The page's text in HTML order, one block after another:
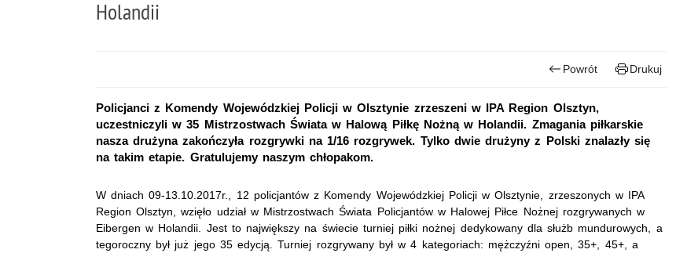
Holandii
Powrót Drukuj
Policjanci z Komendy Wojewódzkiej Policji w Olsztynie zrzeszeni w IPA Region Olsztyn,
uczestniczyli w 35 Mistrzostwach Świata w Halową Piłkę Nożną w Holandii. Zmagania piłkarskie
nasza drużyna zakończyła rozgrywki na 1/16 rozgrywek. Tylko dwie drużyny z Polski znalazły się
na takim etapie. Gratulujemy naszym chłopakom.
W dniach 09-13.10.2017r., 12 policjantów z Komendy Wojewódzkiej Policji w Olsztynie, zrzeszonych w IPA
Region Olsztyn, wzięło udział w Mistrzostwach Świata Policjantów w Halowej Piłce Nożnej rozgrywanych w
Eibergen w Holandii. Jest to największy na świecie turniej piłki nożnej dedykowany dla służb mundurowych, a
tegoroczny był już jego 35 edycją. Turniej rozgrywany był w 4 kategoriach: mężczyźni open, 35+, 45+, a